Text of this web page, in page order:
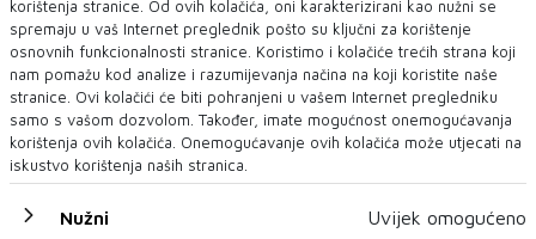
korištenja stranice. Od ovih kolačića, oni karakterizirani kao nužni se
spremaju u vaš Internet preglednik pošto su ključni za korištenje
osnovnih funkcionalnosti stranice. Koristimo i kolačiće trećih strana koji
nam pomažu kod analize i razumijevanja načina na koji koristite naše
stranice. Ovi kolačići će biti pohranjeni u vašem Internet pregledniku
samo s vašom dozvolom. Također, imate mogućnost onemogućavanja
korištenja ovih kolačića. Onemogućavanje ovih kolačića može utjecati na
iskustvo korištenja naših stranica.
Nužni Uvijek omogućeno